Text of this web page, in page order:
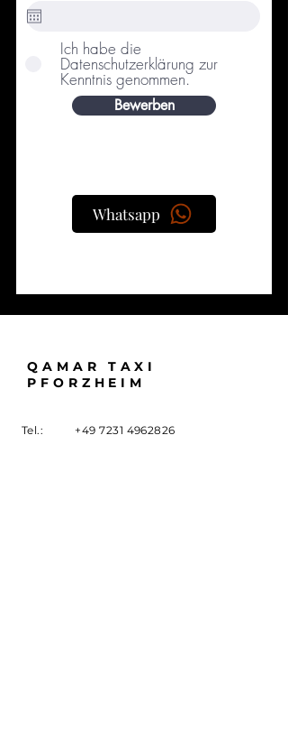
Ich habe die
Datenschutzerklärung zur
Kenntnis genommen.
Bewerben
Whatsapp
QAMAR TAXI
PFORZHEIM
Tel.: +49 7231 4962826